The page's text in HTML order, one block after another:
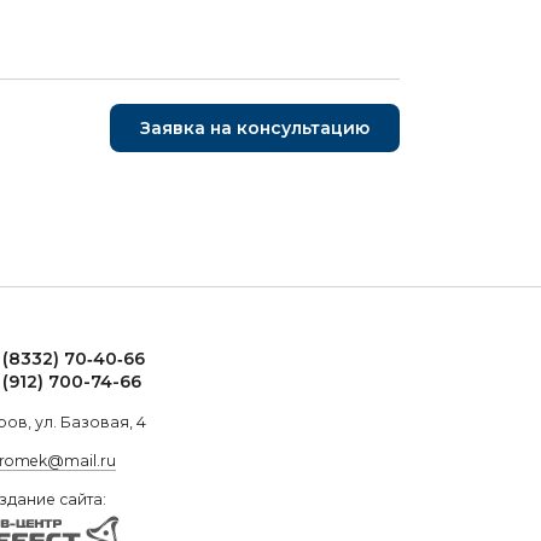
Заявка на консультацию
70‑40‑66
(912) 700-74-66
ул. Базовая, 4
сайта: